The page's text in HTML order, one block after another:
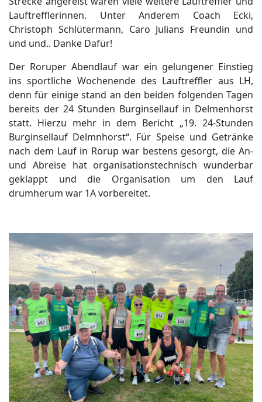
Lauftrefflerinnen. Unter Anderem Coach Ecki,
Christoph Schlütermann, Caro Julians Freundin und
und und.. Danke Dafür!
Der Roruper Abendlauf war ein gelungener Einstieg
ins sportliche Wochenende des Lauftreffler aus LH,
denn für einige stand an den beiden folgenden Tagen
bereits der 24 Stunden Burginsellauf in Delmenhorst
statt. Hierzu mehr in dem Bericht „19. 24-Stunden
Burginsellauf Delmnhorst“. Für Speise und Getränke
nach dem Lauf in Rorup war bestens gesorgt, die An-
und Abreise hat organisationstechnisch wunderbar
geklappt und die Organisation um den Lauf
drumherum war 1A vorbereitet.